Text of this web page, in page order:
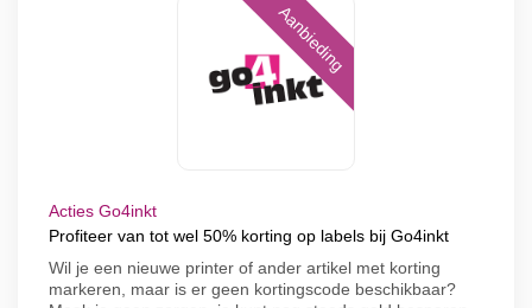
Aanbieding
Acties Go4inkt
Profiteer van tot wel 50% korting op labels bij Go4inkt
Wil je een nieuwe printer of ander artikel met korting
markeren, maar is er geen kortingscode beschikbaar?